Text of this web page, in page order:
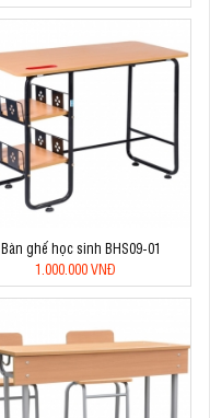
Bàn ghế học sinh BHS09-01
1.000.000 VNĐ